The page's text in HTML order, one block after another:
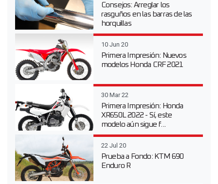
Consejos: Arreglar los
rasguños en las barras de las
horquillas
10 Jun 20
Primera Impresión: Nuevos
modelos Honda CRF 2021
30 Mar 22
Primera Impresión: Honda
XR650L 2022 - Sí, este
modelo aún sigue f...
22 Jul 20
Prueba a Fondo: KTM 690
Enduro R